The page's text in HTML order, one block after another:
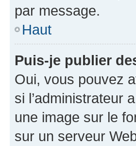
par message.
Haut
Puis-je publier
Oui, vous pouvez
si l’administrateur
une image sur le
sur un serveur